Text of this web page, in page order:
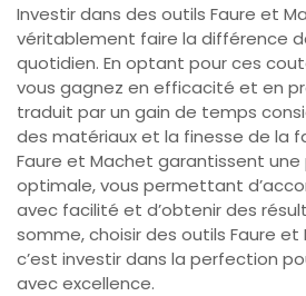
Investir dans des outils Faure et
véritablement faire la différence
quotidien. En optant pour ces
vous gagnez en efficacité et en
traduit par un gain de temps
des matériaux et la finesse de la
Faure et Machet garantissent
optimale, vous permettant
avec facilité et d’obtenir des
somme, choisir des outils Faure
c’est investir dans la perfection
avec excellence.